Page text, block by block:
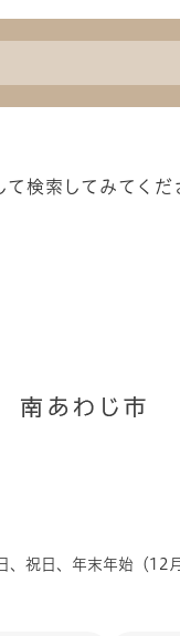
検索してみてくだ
祝日、年末年始（12